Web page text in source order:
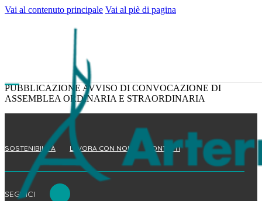
Vai al contenuto principale Vai al piè di pagina
PUBBLICAZIONE AVVISO DI CONVOCAZIONE DI
ASSEMBLEA ORDINARIA E STRAORDINARIA
SOSTENIBILITÀ LAVORA CON NOI CONTATTI
SEGUICI